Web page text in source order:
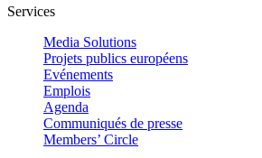
Services
Media Solutions
Projets publics européens
Evénements
Emplois
Agenda
Communiqués de presse
Members’ Circle